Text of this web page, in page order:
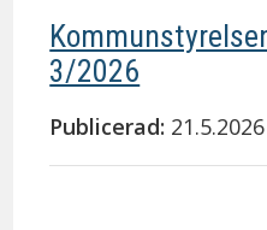
3/2026
Publicerad: